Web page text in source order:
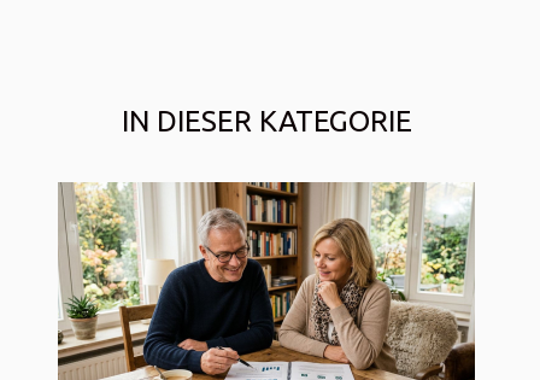
IN DIESER KATEGORIE